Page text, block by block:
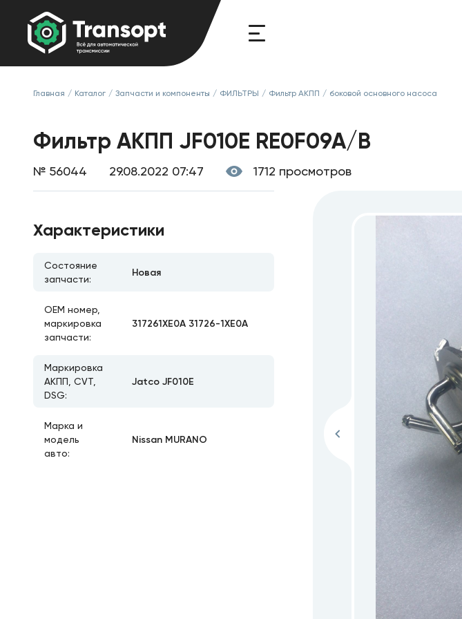
Главная / Каталог / Запчасти и компоненты / ФИЛЬТРЫ / Фильтр АКПП / боковой основного насоса
Фильтр АКПП JF010E RE0F09A/B
№ 56044 29.08.2022 07:47 1712 просмотров
Характеристики
Состояние
запчасти:
Новая
ОЕМ номер,
маркировка
запчасти:
317261XE0A 31726-1XE0A
Маркировка
АКПП, CVT,
DSG:
Jatco JF010E
Марка и
модель
авто:
Nissan MURANO